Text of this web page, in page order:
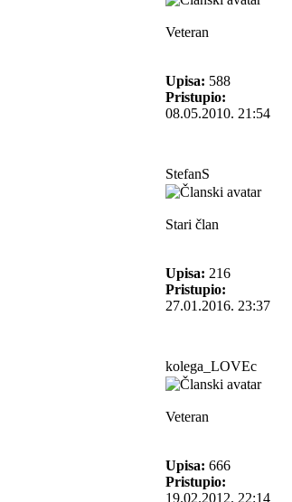
Veteran
Upisa: 588
Pristupio:
08.05.2010. 21:54
StefanS
Stari član
Upisa: 216
Pristupio:
27.01.2016. 23:37
kolega_LOVEc
Veteran
Upisa: 666
Pristupio:
19.02.2012. 22:14